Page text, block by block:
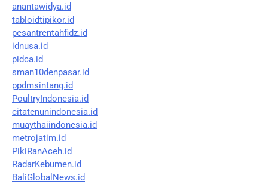
anantawidya.id
tabloidtipikor.id
pesantrentahfidz.id
idnusa.id
pidca.id
sman10denpasar.id
ppdmsintang.id
PoultryIndonesia.id
citatenunindonesia.id
muaythaiindonesia.id
metrojatim.id
PikiRanAceh.id
RadarKebumen.id
BaliGlobalNews.id